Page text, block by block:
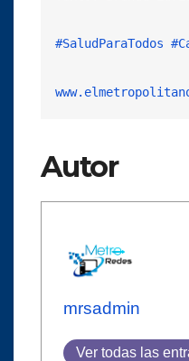
#SaludParaTodos
Autor
mrsadmin
Ver todas las